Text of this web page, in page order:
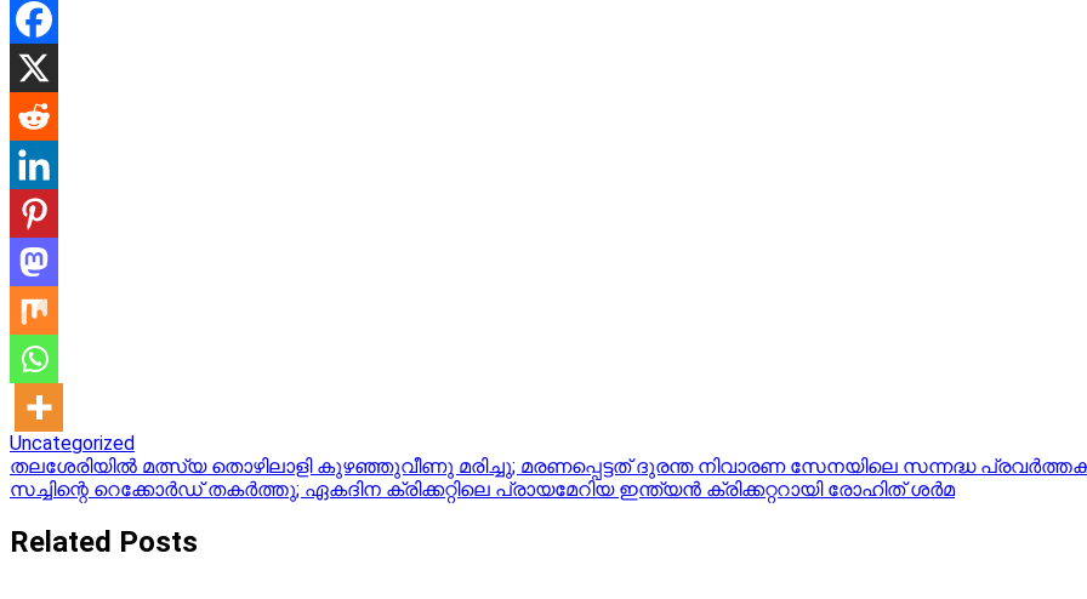
Uncategorized
Post
navigation
തലശേരിയിൽ മത്സ്യ തൊഴിലാളി കുഴഞ്ഞുവീണു മരിച്ചു; മരണപ്പെട്ടത് ദുരന്ത നിവാരണ സേനയിലെ സന്നദ്ധ
സച്ചിന്റെ റെക്കോര്‍ഡ് തകര്‍ത്തു; ഏകദിന ക്രിക്കറ്റിലെ പ്രായമേറിയ ഇന്ത്യന്‍ ക്രിക്കറ്ററായി രോഹിത് ശര്‍മ
Related Posts